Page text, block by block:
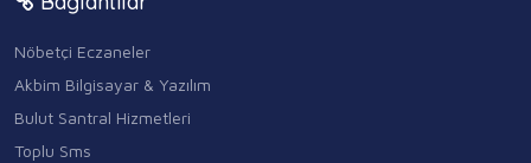
Nöbetçi Eczaneler
Akbim Bilgisayar & Yazılım
Bulut Santral Hizmetleri
Toplu Sms